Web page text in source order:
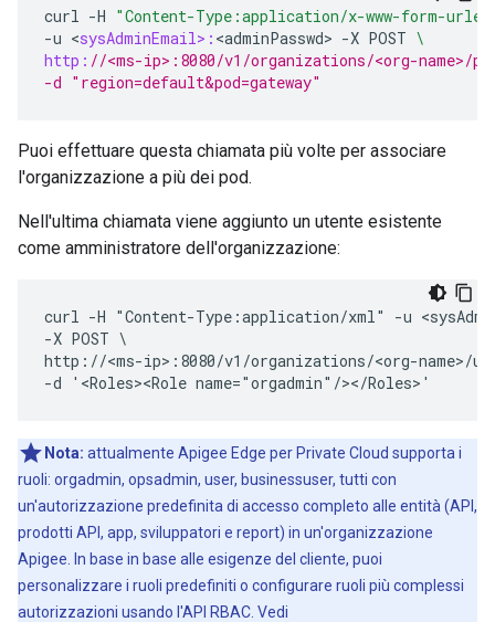
curl -H "Content-Type:application/x-www-form-
-u <sysAdminEmail>: <adminPasswd> -X POST \
http: //<ms-ip>:8080/v1/organizations/<org-name>/
-d "region=default&pod=gateway"
Puoi effettuare questa chiamata più volte per associare
l'organizzazione a più dei pod.
Nell'ultima chiamata viene aggiunto un utente esistente
come amministratore dell'organizzazione:
curl -H "Content-Type:application/xml" -u
-X POST \
http://<ms-ip>:8080/v1/organizations/<org-name>/
-d '<Roles><Role name="orgadmin"/></Roles>'
Nota: attualmente Apigee Edge per Private Cloud supporta i
ruoli: orgadmin, opsadmin, user, businessuser, tutti con
un'autorizzazione predefinita di accesso completo alle entità (API,
prodotti API, app, sviluppatori e report) in un'organizzazione
Apigee. In base in base alle esigenze del cliente, puoi
personalizzare i ruoli predefiniti o configurare ruoli più complessi
autorizzazioni usando l'API RBAC. Vedi